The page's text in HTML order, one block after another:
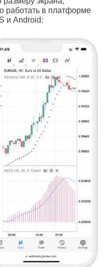
работать в платформе
и Android: